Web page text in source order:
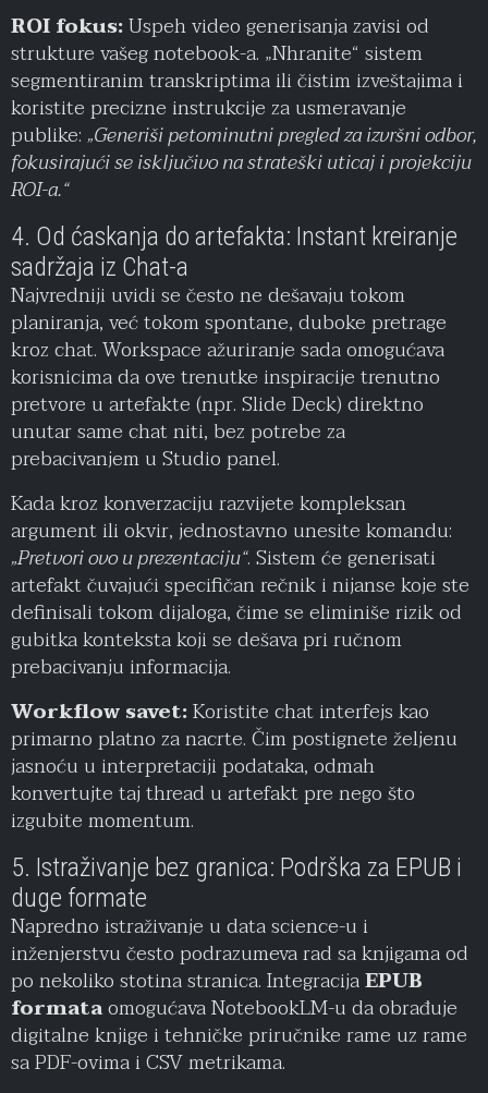
ROI fokus:Uspeh video generisanja zavisi od
strukture vašeg notebook-a. „Nhranite“ sistem
segmentiranim transkriptima ili čistim izveštajima i
koristite precizne instrukcije za usmeravanje
publike:„Generiši petominutni pregled za izvršni odbor,
fokusirajući se isključivo na strateški uticaj i projekciju
ROI-a.“
4. Od ćaskanja do artefakta: Instant kreiranje
sadržaja iz Chat-a
Najvredniji uvidi se često ne dešavaju tokom
planiranja, već tokom spontane, duboke pretrage
kroz chat. Workspace ažuriranje sada omogućava
korisnicima da ove trenutke inspiracije trenutno
pretvore u artefakte (npr. Slide Deck) direktno
unutar same chat niti, bez potrebe za
prebacivanjem u Studio panel.
Kada kroz konverzaciju razvijete kompleksan
argument ili okvir, jednostavno unesite komandu:
„Pretvori ovo u prezentaciju“. Sistem će generisati
artefakt čuvajući specifičan rečnik i nijanse koje ste
definisali tokom dijaloga, čime se eliminiše rizik od
gubitka konteksta koji se dešava pri ručnom
prebacivanju informacija.
Workflow savet:Koristite chat interfejs kao
primarno platno za nacrte. Čim postignete željenu
jasnoću u interpretaciji podataka, odmah
konvertujte taj thread u artefakt pre nego što
izgubite momentum.
5. Istraživanje bez granica: Podrška za EPUB i
duge formate
Napredno istraživanje u data science-u i
inženjerstvu često podrazumeva rad sa knjigama od
po nekoliko stotina stranica. IntegracijaEPUB
formataomogućava NotebookLM-u da obrađuje
digitalne knjige i tehničke priručnike rame uz rame
sa PDF-ovima i CSV metrikama.